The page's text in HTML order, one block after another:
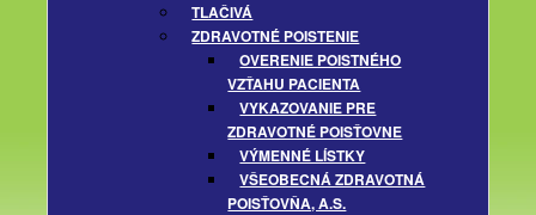
TLAČIVÁ
ZDRAVOTNÉ POISTENIE
OVERENIE POISTNÉHO
VZŤAHU PACIENTA
VYKAZOVANIE PRE
ZDRAVOTNÉ POISŤOVNE
VÝMENNÉ LÍSTKY
VŠEOBECNÁ ZDRAVOTNÁ
POISŤOVŇA, A.S.